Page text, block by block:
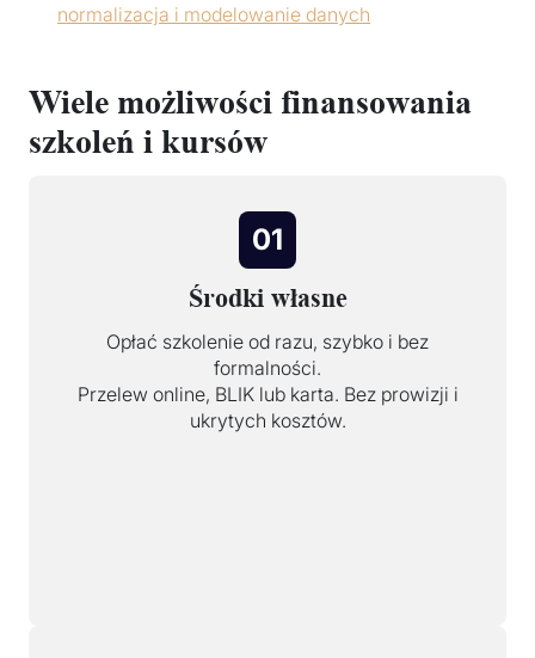
normalizacja i modelowanie danych
Wiele możliwości finansowania
szkoleń i kursów
01
Środki własne
Opłać szkolenie od razu, szybko i bez
formalności.
Przelew online, BLIK lub karta. Bez prowizji i
ukrytych kosztów.